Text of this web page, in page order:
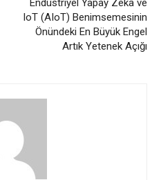
Endüstriyel Yapay Zekâ ve
IoT (AIoT) Benimsemesinin
Önündeki En Büyük Engel
Artık Yetenek Açığı